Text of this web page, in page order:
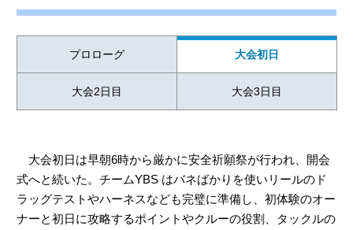
カジキ釣りについて
対象魚について
ボートについて
ストライクからランディング
ワンポイントアドバイス
プロローグ 大会初日
大会2日目 大会3日目
大会初日は早朝6時から厳かに安全祈願祭が行われ、開会
式へと続いた。チームYBS はバネばかりを使いリールのド
ラッグテストやハーネスなども完璧に準備し、初体験のオー
ナーと初日に攻略するポイントやクルーの役割、タックルの